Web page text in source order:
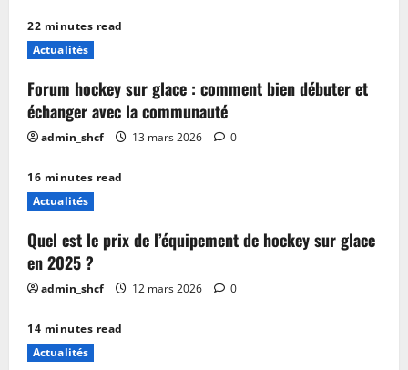
22 minutes read
Actualités
Forum hockey sur glace : comment bien débuter et
échanger avec la communauté
admin_shcf 13 mars 2026 0
16 minutes read
Actualités
Quel est le prix de l’équipement de hockey sur glace
en 2025 ?
admin_shcf 12 mars 2026 0
14 minutes read
Actualités